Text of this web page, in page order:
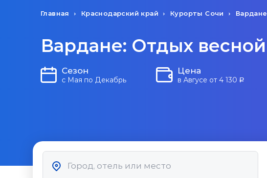
Главная Краснодарский край Курорты Сочи Вардане
Вардане: Отдых весной
Сезон
с Мая по Декабрь
Цена
в Авгусе от 4 130 a